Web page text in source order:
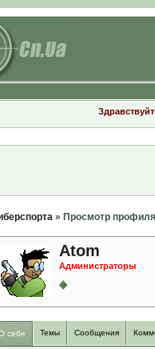
» Просмотр профиля
Atom
Администраторы
себе Темы Сообщения